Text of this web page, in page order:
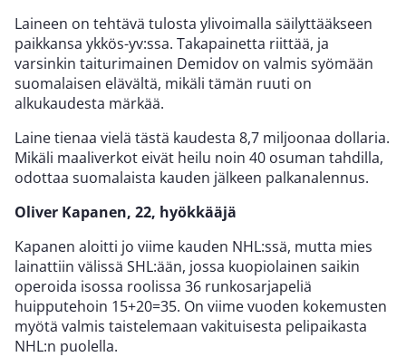
Laineen on tehtävä tulosta ylivoimalla säilyttääkseen
paikkansa ykkös-yv:ssa. Takapainetta riittää, ja
varsinkin taiturimainen Demidov on valmis syömään
suomalaisen elävältä, mikäli tämän ruuti on
alkukaudesta märkää.
Laine tienaa vielä tästä kaudesta 8,7 miljoonaa dollaria.
Mikäli maaliverkot eivät heilu noin 40 osuman tahdilla,
odottaa suomalaista kauden jälkeen palkanalennus.
Oliver Kapanen, 22, hyökkääjä
Kapanen aloitti jo viime kauden NHL:ssä, mutta mies
lainattiin välissä SHL:ään, jossa kuopiolainen saikin
operoida isossa roolissa 36 runkosarjapeliä
huipputehoin 15+20=35. On viime vuoden kokemusten
myötä valmis taistelemaan vakituisesta pelipaikasta
NHL:n puolella.